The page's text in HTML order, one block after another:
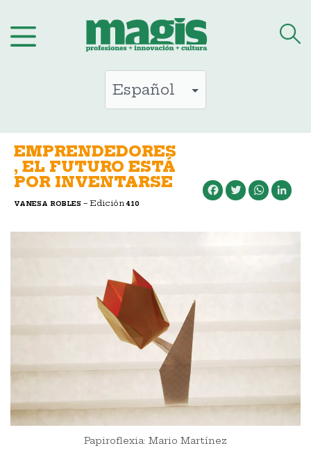
al
EMPRENDEDORES
, EL FUTURO ESTÁ
POR INVENTARSE
VANESA ROBLES – Edición410
Facebook Twitter WhatsApp
Papiroflexia: Mario Martínez